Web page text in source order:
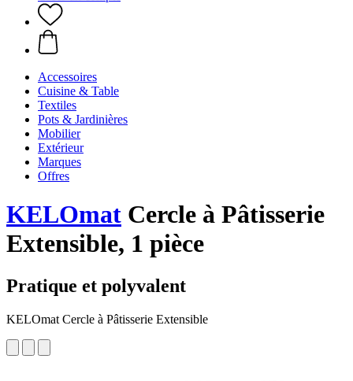
Accessoires
Cuisine & Table
Textiles
Pots & Jardinières
Mobilier
Extérieur
Marques
Offres
KELOmat Cercle à Pâtisserie
Extensible, 1 pièce
Pratique et polyvalent
KELOmat Cercle à Pâtisserie Extensible